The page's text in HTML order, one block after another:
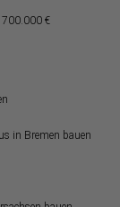
700.000 €
in Bremen bauen